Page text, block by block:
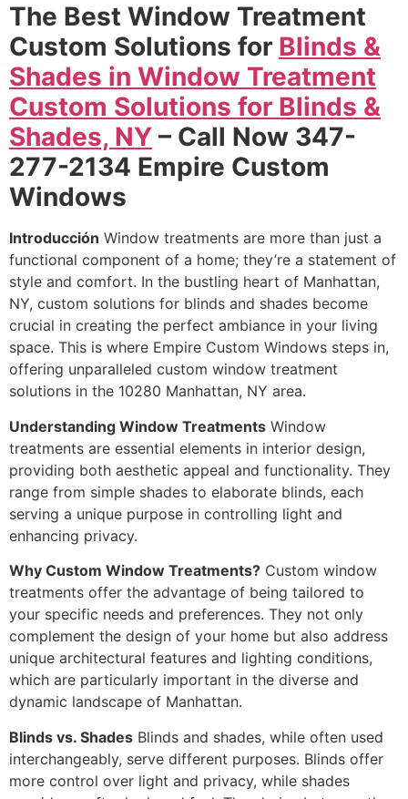
The Best Window Treatment
Custom Solutions for Blinds &
Shades in Window Treatment
Custom Solutions for Blinds &
Shades, NY – Call Now 347-
277-2134 Empire Custom
Windows
Introducción Window treatments are more than just a
functional component of a home; they’re a statement of
style and comfort. In the bustling heart of Manhattan,
NY, custom solutions for blinds and shades become
crucial in creating the perfect ambiance in your living
space. This is where Empire Custom Windows steps in,
offering unparalleled custom window treatment
solutions in the 10280 Manhattan, NY area.
Understanding Window Treatments Window
treatments are essential elements in interior design,
providing both aesthetic appeal and functionality. They
range from simple shades to elaborate blinds, each
serving a unique purpose in controlling light and
enhancing privacy.
Why Custom Window Treatments? Custom window
treatments offer the advantage of being tailored to
your specific needs and preferences. They not only
complement the design of your home but also address
unique architectural features and lighting conditions,
which are particularly important in the diverse and
dynamic landscape of Manhattan.
Blinds vs. Shades Blinds and shades, while often used
interchangeably, serve different purposes. Blinds offer
more control over light and privacy, while shades